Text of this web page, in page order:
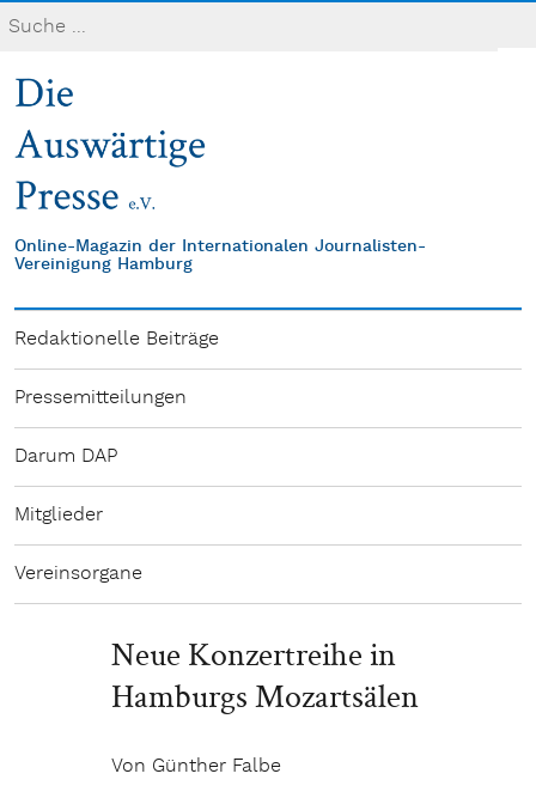
Online-Magazin der Internationalen Journalisten-
Vereinigung Hamburg
Redaktionelle Beiträge
Pressemitteilungen
Darum DAP
Mitglieder
Vereinsorgane
Neue Konzertreihe in
Hamburgs Mozartsälen
Von Günther Falbe